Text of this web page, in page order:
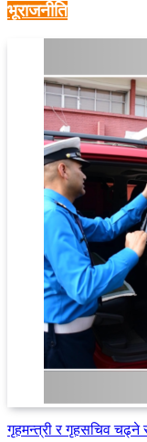
भूराजनीति
गृहमन्त्री र गृहसचिव चढ्ने